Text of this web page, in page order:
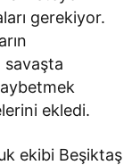
gerekiyor.
savaşta
ekledi.
ekibi Beşiktaş